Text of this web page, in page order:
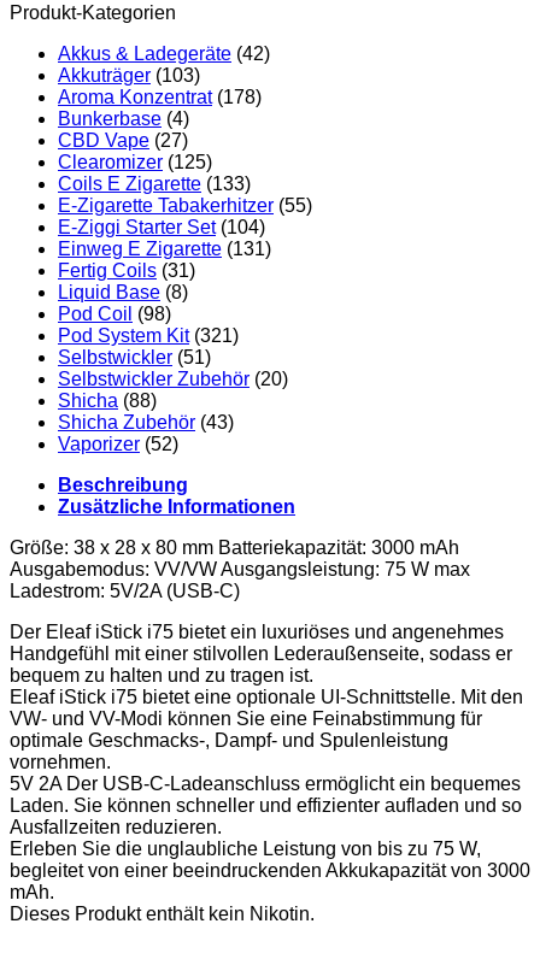
(Schwarz)
Menge
Produkt-Kategorien
Akkus & Ladegeräte (42)
Akkuträger (103)
Aroma Konzentrat (178)
Bunkerbase (4)
CBD Vape (27)
Clearomizer (125)
Coils E Zigarette (133)
E-Zigarette Tabakerhitzer (55)
E-Ziggi Starter Set (104)
Einweg E Zigarette (131)
Fertig Coils (31)
Liquid Base (8)
Pod Coil (98)
Pod System Kit (321)
Selbstwickler (51)
Selbstwickler Zubehör (20)
Shicha (88)
Shicha Zubehör (43)
Vaporizer (52)
Beschreibung
Zusätzliche Informationen
Größe: 38 x 28 x 80 mm Batteriekapazität: 3000 mAh
Ausgabemodus: VV/VW Ausgangsleistung: 75 W max
Ladestrom: 5V/2A (USB-C)
Der Eleaf iStick i75 bietet ein luxuriöses und angenehmes
Handgefühl mit einer stilvollen Lederaußenseite, sodass er
bequem zu halten und zu tragen ist.
Eleaf iStick i75 bietet eine optionale UI-Schnittstelle. Mit den
VW- und VV-Modi können Sie eine Feinabstimmung für
optimale Geschmacks-, Dampf- und Spulenleistung
vornehmen.
5V 2A Der USB-C-Ladeanschluss ermöglicht ein bequemes
Laden. Sie können schneller und effizienter aufladen und so
Ausfallzeiten reduzieren.
Erleben Sie die unglaubliche Leistung von bis zu 75 W,
begleitet von einer beeindruckenden Akkukapazität von 3000
mAh.
Dieses Produkt enthält kein Nikotin.